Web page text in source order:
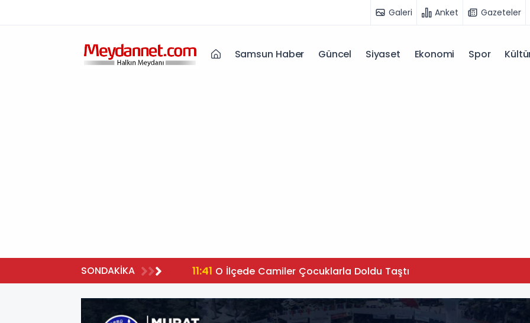
Galeri Anket Gazeteler
Samsun Haber Güncel Siyaset Ekonomi Spor
SONDAKİKA 11:41 O İlçede Camiler Çocuklarla Doldu Taştı